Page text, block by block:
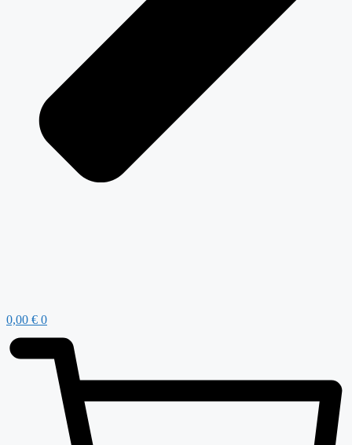
0,00 € 0